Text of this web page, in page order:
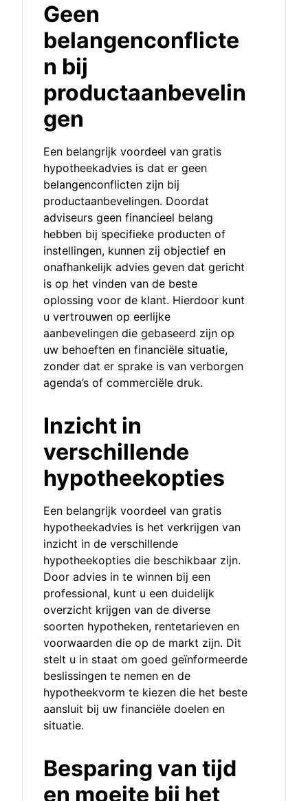
Geen
belangenconflicte
n bij
productaanbevelin
gen
Een belangrijk voordeel van gratis
hypotheekadvies is dat er geen
belangenconflicten zijn bij
productaanbevelingen. Doordat
adviseurs geen financieel belang
hebben bij specifieke producten of
instellingen, kunnen zij objectief en
onafhankelijk advies geven dat gericht
is op het vinden van de beste
oplossing voor de klant. Hierdoor kunt
u vertrouwen op eerlijke
aanbevelingen die gebaseerd zijn op
uw behoeften en financiële situatie,
zonder dat er sprake is van verborgen
agenda’s of commerciële druk.
Inzicht in
verschillende
hypotheekopties
Een belangrijk voordeel van gratis
hypotheekadvies is het verkrijgen van
inzicht in de verschillende
hypotheekopties die beschikbaar zijn.
Door advies in te winnen bij een
professional, kunt u een duidelijk
overzicht krijgen van de diverse
soorten hypotheken, rentetarieven en
voorwaarden die op de markt zijn. Dit
stelt u in staat om goed geïnformeerde
beslissingen te nemen en de
hypotheekvorm te kiezen die het beste
aansluit bij uw financiële doelen en
situatie.
Besparing van tijd
en moeite bij het